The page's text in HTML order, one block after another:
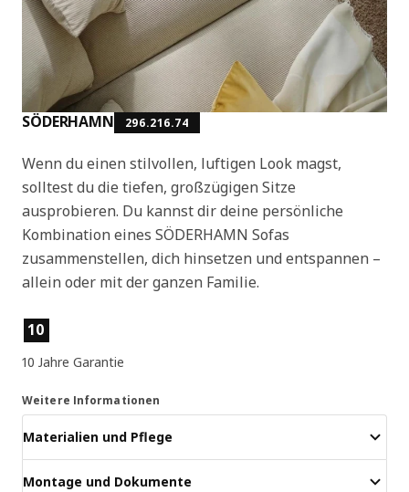
SÖDERHAMN 296.216.74
Wenn du einen stilvollen, luftigen Look magst,
solltest du die tiefen, großzügigen Sitze
ausprobieren. Du kannst dir deine persönliche
Kombination eines SÖDERHAMN Sofas
zusammenstellen, dich hinsetzen und entspannen –
allein oder mit der ganzen Familie.
Produktmerkmale
10
10 Jahre Garantie
Weitere Informationen
Materialien und Pflege
Montage und Dokumente